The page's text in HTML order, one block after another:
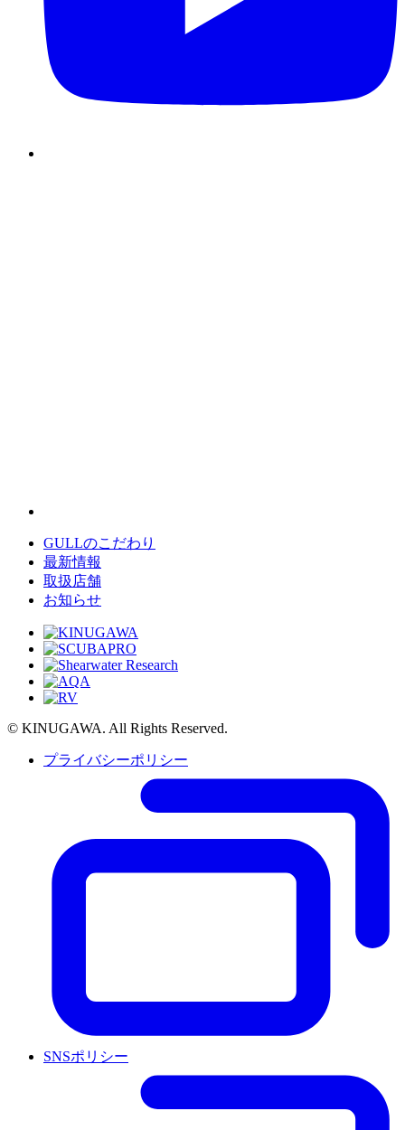
GULLのこだわり
最新情報
取扱店舗
お知らせ
© KINUGAWA. All Rights Reserved.
プライバシーポリシー
SNSポリシー